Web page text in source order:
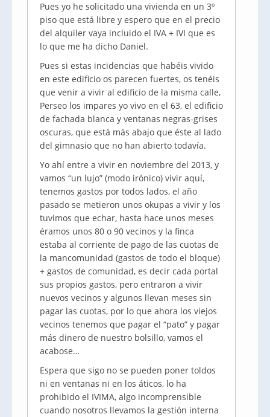
Pues yo he solicitado una vivienda en un 3º
piso que está libre y espero que en el precio
del alquiler vaya incluido el IVA + IVI que es
lo que me ha dicho Daniel.
Pues si estas incidencias que habéis vivido
en este edificio os parecen fuertes, os tenéis
que venir a vivir al edificio de la misma calle,
Perseo los impares yo vivo en el 63, el edificio
de fachada blanca y ventanas negras-grises
oscuras, que está más abajo que éste al lado
del gimnasio que no han abierto todavía.
Yo ahí entre a vivir en noviembre del 2013, y
vamos “un lujo” (modo irónico) vivir aquí,
tenemos gastos por todos lados, el año
pasado se metieron unos okupas a vivir y los
tuvimos que echar, hasta hace unos meses
éramos unos 80 o 90 vecinos y la finca
estaba al corriente de pago de las cuotas de
la mancomunidad (gastos de todo el bloque)
+ gastos de comunidad, es decir cada portal
sus propios gastos, pero entraron a vivir
nuevos vecinos y algunos llevan meses sin
pagar las cuotas, por lo que ahora los viejos
vecinos tenemos que pagar el “pato” y pagar
más dinero de nuestro bolsillo, vamos el
acabose…
Espera que sigo no se pueden poner toldos
ni en ventanas ni en los áticos, lo ha
prohibido el IVIMA, algo incomprensible
cuando nosotros llevamos la gestión interna